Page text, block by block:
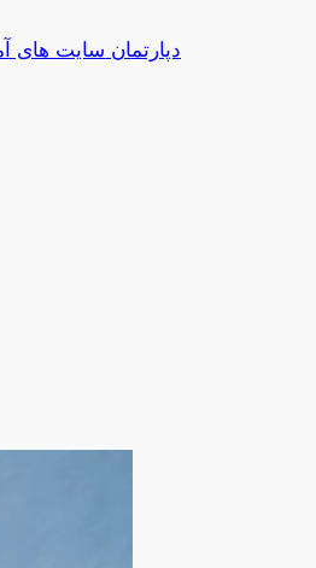
دپارتمان سایت های